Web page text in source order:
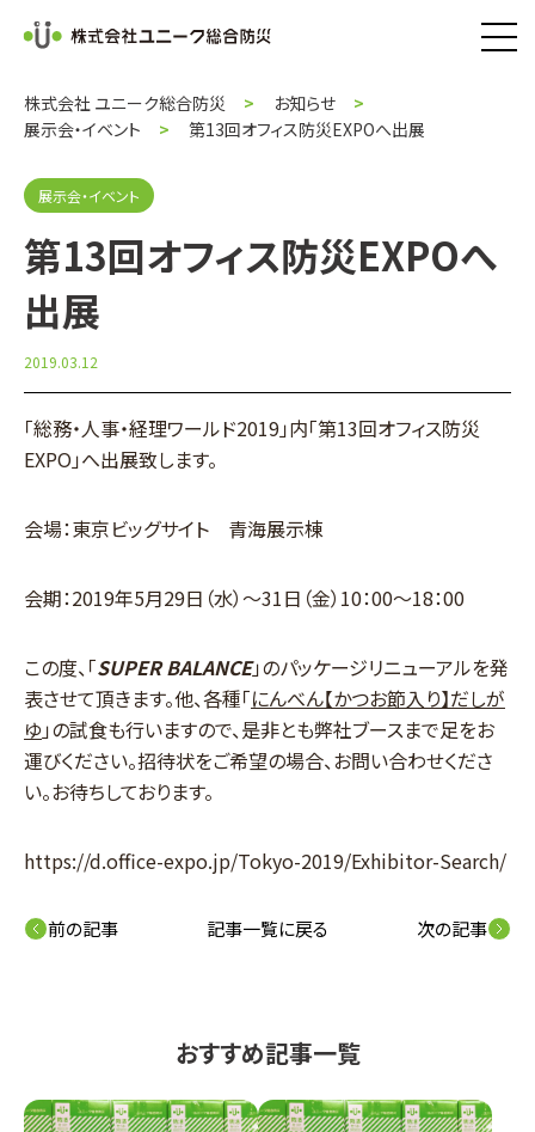
株式会社 ユニーク総合防災
お知らせ
展示会・イベント
第13回オフィス防災EXPOへ出展
展示会・イベント
第13回オフィス防災EXPOへ
出展
2019.03.12
「総務・人事・経理ワールド2019」内「第13回オフィス防災
EXPO」へ出展致します。
会場：東京ビッグサイト 青海展示棟
会期：2019年5月29日（水）～31日（金）10：00～18：00
この度、「SUPER BALANCE」のパッケージリニューアルを発
表させて頂きます。他、各種「にんべん【かつお節入り】だしが
ゆ」の試食も行いますので、是非とも弊社ブースまで足をお
運びください。招待状をご希望の場合、お問い合わせくださ
い。お待ちしております。
https://d.office-expo.jp/Tokyo-2019/Exhibitor-Search/
前の記事 記事一覧に戻る 次の記事
おすすめ記事一覧